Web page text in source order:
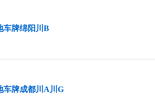
车牌绵阳川B
车牌成都川A川G